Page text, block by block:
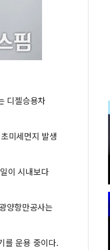
디젤승용차
미세먼지 발생
이 시내보다
양항만공사는
를 운용 중이다.